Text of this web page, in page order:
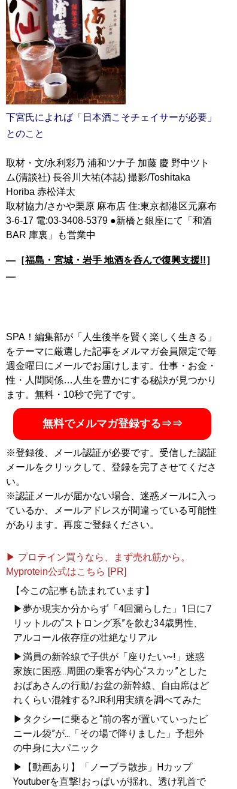
下宮氏によれば「日本酒こそチェイサーが必要」
とのこと
取材・文/永利彩乃 浦和ツナ子 加藤 慶 野中ツト
ム(清談社) 長谷川大祐(本誌) 撮影/Toshitaka
Horiba 赤松洋太
取材協力/さかや栗原 麻布店 住:東京都港区元麻布
3-6-17 電:03-3408-5379 ●新橋と銀座にて「和酒
―［福島・宮城・岩手 地酒を呑んで復興支援!!］
―
SPA！編集部が「人生後半を賢く楽しく生きる」
をテーマに厳選した記事をメルマガ会員限定で毎
週金曜日にメールでお届けします。仕事・お金・
性・人間関係…人生を豊かにする秘訣が見つかり
ます。無料・10秒で完了です。
無料でメルマガ登録する⇒⇒
※登録後、メール認証が必要です。受信した認証
メールをクリックして、登録を完了させてくださ
い。
※認証メールが届かない場合、迷惑メールに入っ
ているか、メールアドレスが間違っている可能性
があります。再度ご登録ください。
▶ プロテイン買うなら、まず売れ筋から。
Myprotein公式はこちら [PR]
【今この記事も読まれています】
▶夢か現実か分からず「4回漏らした」1日に7
リットルの“ストロング系”を飲む34歳男性、
アルコール依存症の壮絶なリアル
▶満員の新幹線で子供が「座りたい~!」迷惑
家族に困惑...周囲の乗客が内心“スカッ”とした
おばあさんの行動/お盆の新幹線、自由席はど
れくらい混雑する?JR利用実績を調べてみた
▶タクシーに乗ると“前の客が置いていったビ
ニール袋”が...「その場で降りました」予想外
の中身に大パニック
▶【動画あり】「ノーブラ散歩」Hカップ
Youtuberを直撃!おっぱいが揺れ、透け乳首で